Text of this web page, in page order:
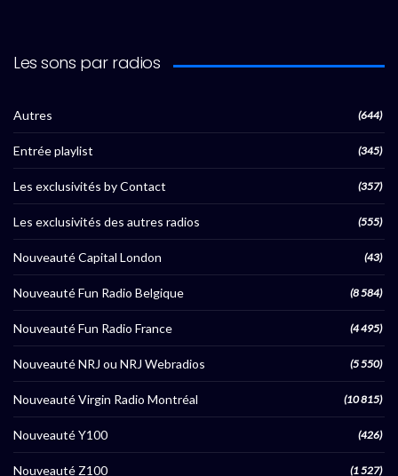
Les sons par radios
Autres (644)
Entrée playlist (345)
Les exclusivités by Contact (357)
Les exclusivités des autres radios (555)
Nouveauté Capital London (43)
Nouveauté Fun Radio Belgique (8 584)
Nouveauté Fun Radio France (4 495)
Nouveauté NRJ ou NRJ Webradios (5 550)
Nouveauté Virgin Radio Montréal (10 815)
Nouveauté Y100 (426)
Nouveauté Z100 (1 527)